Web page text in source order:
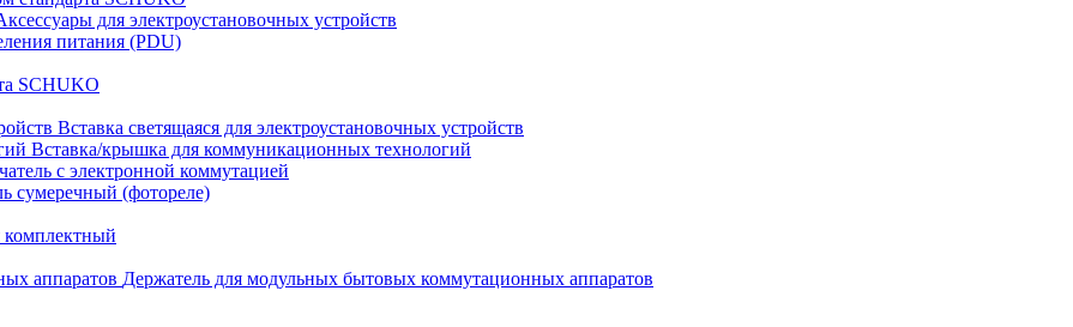
для электроустановочных устройств
питания (PDU)
SCHUKO
Вставка светящаяся для электроустановочных устройств
Вставка/крышка для коммуникационных технологий
с электронной коммутацией
сумеречный (фотореле)
Держатель для модульных бытовых коммутационных аппаратов